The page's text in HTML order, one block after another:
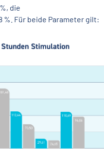
die
%. Für beide Parameter gilt: